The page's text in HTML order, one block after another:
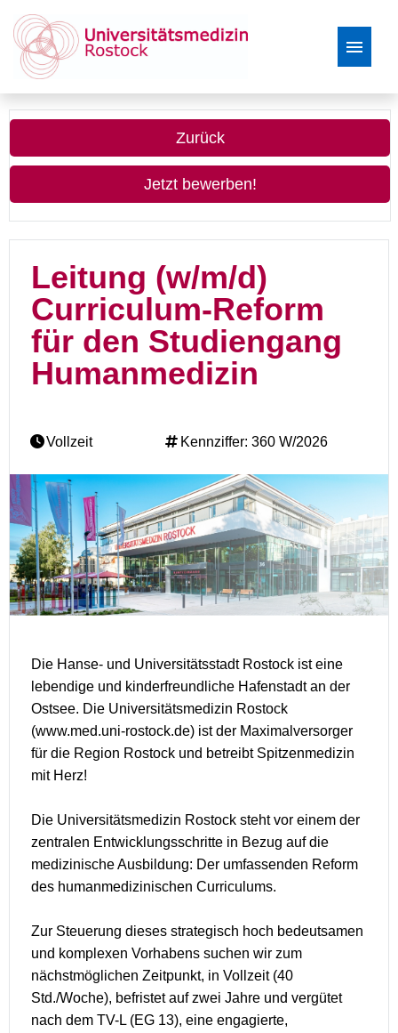
Deutsch
Zurück
Jetzt bewerben!
Leitung (w/m/d)
Curriculum-Reform
für den Studiengang
Humanmedizin
Vollzeit Kennziffer: 360 W/2026
Die Hanse- und Universitätsstadt Rostock ist eine
lebendige und kinderfreundliche Hafenstadt an der
Ostsee. Die Universitätsmedizin Rostock
(www.med.uni-rostock.de) ist der Maximalversorger
für die Region Rostock und betreibt Spitzenmedizin
mit Herz!
Die Universitätsmedizin Rostock steht vor einem der
zentralen Entwicklungsschritte in Bezug auf die
medizinische Ausbildung: Der umfassenden Reform
des humanmedizinischen Curriculums.
Zur Steuerung dieses strategisch hoch bedeutsamen
und komplexen Vorhabens suchen wir zum
nächstmöglichen Zeitpunkt, in Vollzeit (40
Std./Woche), befristet auf zwei Jahre und vergütet
nach dem TV-L (EG 13), eine engagierte,